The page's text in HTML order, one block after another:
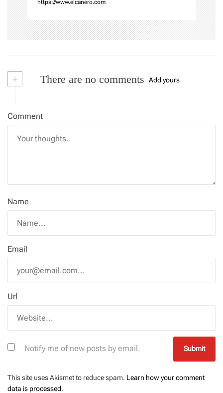
https://www.elcanero.com
+ There are no comments Add yours
Comment
Name
Email
Url
Notify me of new posts by email.
This site uses Akismet to reduce spam. Learn how your comment
data is processed.